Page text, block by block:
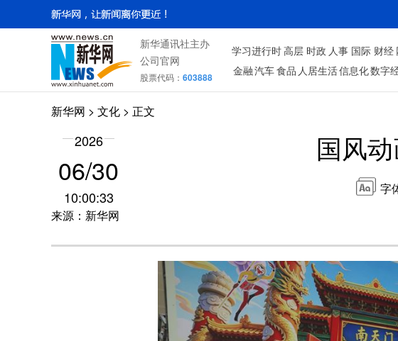
新华通讯社主办
公司官网
股票代码： 603888
学习进行时 高层 时政 人事 国际 财经
金融 汽车 食品 人居生活信息化数字
新华网 > 文化 > 正文
2026
06/30
10:00:33
来源：新华网
国风
字